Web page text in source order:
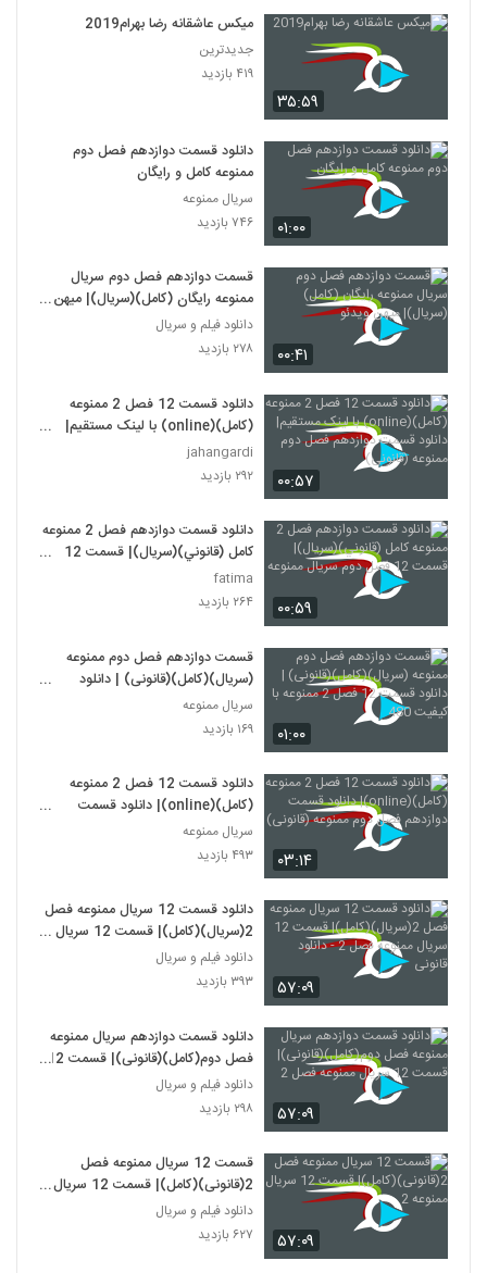
۳۵:۵۹
میکس عاشقانه رضا بهرام2019
جدیدترین
۴۱۹ بازدید
۰۱:۰۰
دانلود قسمت دوازدهم فصل دوم
ممنوعه کامل و رایگان
سریال ممنوعه
۷۴۶ بازدید
۰۰:۴۱
قسمت دوازدهم فصل دوم سريال
ممنوعه رايگان (کامل)(سريال)| میهن
ویدئو
دانلود فیلم و سریال
۲۷۸ بازدید
۰۰:۵۷
دانلود قسمت 12 فصل 2 ممنوعه
(کامل)(online) با لینک مستقیم|
دانلود قسمت دوازدهم فصل دوم
ممنوعه (قانونی)
jahangardi
۲۹۲ بازدید
۰۰:۵۹
دانلود قسمت دوازدهم فصل 2 ممنوعه
کامل (قانوني)(سريال)| قسمت 12
فصل دوم سريال ممنوعه
fatima
۲۶۴ بازدید
۰۱:۰۰
قسمت دوازدهم فصل دوم ممنوعه
(سریال)(کامل)(قانونی) | دانلود
480
سریال ممنوعه
۱۶۹ بازدید
۰۳:۱۴
دانلود قسمت 12 فصل 2 ممنوعه
(کامل)(online)| دانلود قسمت
دوازدهم فصل دوم ممنوعه (قانونی)
سریال ممنوعه
۴۹۳ بازدید
۵۷:۰۹
دانلود قسمت 12 سریال ممنوعه فصل
2(سریال)(کامل)| قسمت 12 سریال
ممنوعه فصل 2 - دانلود قانونی
دانلود فیلم و سریال
۳۹۳ بازدید
۵۷:۰۹
دانلود قسمت دوازدهم سریال ممنوعه
فصل دوم(کامل)(قانونی)| قسمت 12
سریال ممنوعه فصل 2
دانلود فیلم و سریال
۲۹۸ بازدید
۵۷:۰۹
قسمت 12 سریال ممنوعه فصل
2(قانونی)(کامل)| قسمت 12 سریال
ممنوعه 2
دانلود فیلم و سریال
۶۲۷ بازدید